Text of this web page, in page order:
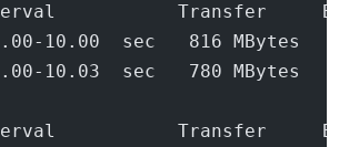
Transfer
10.00  sec   816 MBytes
10.03  sec   780 MBytes
Transfer